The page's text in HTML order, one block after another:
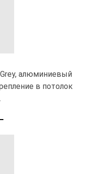
Grey, алюминиевый
в потолок